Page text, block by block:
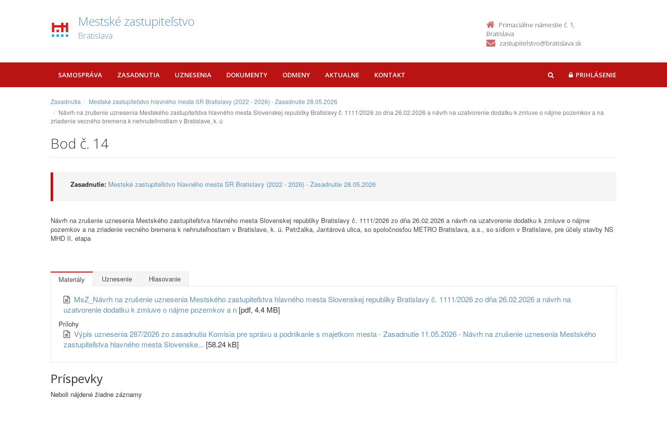
Mestské zastupiteľstvo
Bratislava
Primaciálne námestie č. 1,
Bratislava
zastupitelstvo@bratislava.sk
SAMOSPRÁVA ZASADNUTIA UZNESENIA DOKUMENTY ODMENY AKTUALNE KONTAKT HĽADAŤPRIHLÁSENIE
Zasadnutia
Mestské zastupiteľstvo hlavného mesta SR Bratislavy (2022 - 2026) - Zasadnutie 28.05.2026
Návrh na zrušenie uznesenia Mestského zastupiteľstva hlavného mesta Slovenskej republiky Bratislavy č. 1111/2026 zo dňa 26.02.2026 a návrh na uzatvorenie dodatku k zmluve o nájme pozemkov a na
zriadenie vecného bremena k nehnuteľnostiam v Bratislave, k. ú
Bod č. 14
Zasadnutie: Mestské zastupiteľstvo hlavného mesta SR Bratislavy (2022 - 2026) - Zasadnutie 28.05.2026
Návrh na zrušenie uznesenia Mestského zastupiteľstva hlavného mesta Slovenskej republiky Bratislavy č. 1111/2026 zo dňa 26.02.2026 a návrh na uzatvorenie dodatku k zmluve o nájme
pozemkov a na zriadenie vecného bremena k nehnuteľnostiam v Bratislave, k. ú. Petržalka, Jantárová ulica, so spoločnosťou METRO Bratislava, a.s., so sídlom v Bratislave, pre účely stavby NS
MHD II. etapa
Materiály Uznesenie Hlasovanie
MsZ_Návrh na zrušenie uznesenia Mestského zastupiteľstva hlavného mesta Slovenskej republiky Bratislavy č. 1111/2026 zo dňa 26.02.2026 a návrh na
uzatvorenie dodatku k zmluve o nájme pozemkov a n [pdf, 4.4 MB]
Prílohy
Výpis uznesenia 287/2026 zo zasadnutia Komisia pre správu a podnikanie s majetkom mesta - Zasadnutie 11.05.2026 - Návrh na zrušenie uznesenia Mestského
zastupiteľstva hlavného mesta Slovenske... [58.24 kB]
Príspevky
Neboli nájdené žiadne záznamy